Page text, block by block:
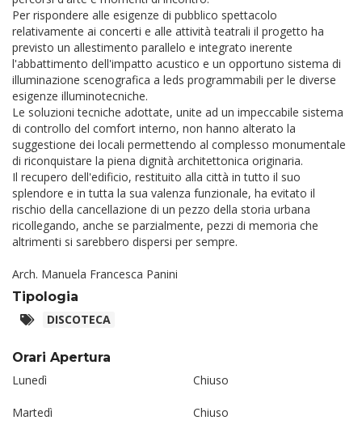
Per rispondere alle esigenze di pubblico spettacolo
relativamente ai concerti e alle attività teatrali il progetto ha
previsto un allestimento parallelo e integrato inerente
l'abbattimento dell'impatto acustico e un opportuno sistema di
illuminazione scenografica a leds programmabili per le diverse
esigenze illuminotecniche.
Le soluzioni tecniche adottate, unite ad un impeccabile sistema
di controllo del comfort interno, non hanno alterato la
suggestione dei locali permettendo al complesso monumentale
di riconquistare la piena dignità architettonica originaria.
Il recupero dell'edificio, restituito alla città in tutto il suo
splendore e in tutta la sua valenza funzionale, ha evitato il
rischio della cancellazione di un pezzo della storia urbana
ricollegando, anche se parzialmente, pezzi di memoria che
altrimenti si sarebbero dispersi per sempre.
Arch. Manuela Francesca Panini
Tipologia
DISCOTECA
Orari Apertura
Lunedì
Chiuso
Martedì Chiuso